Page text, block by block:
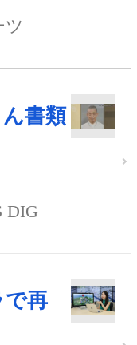
ツ
書類
DIG
で再